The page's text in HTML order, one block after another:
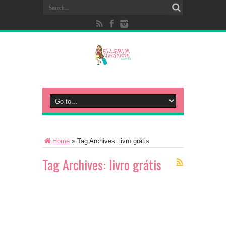
Home » Tag Archives: livro grátis
Tag Archives: livro grátis